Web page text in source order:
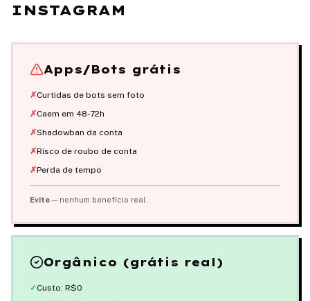
INSTAGRAM
Apps/Bots grátis
✗Curtidas de bots sem foto
✗Caem em 48-72h
✗Shadowban da conta
✗Risco de roubo de conta
✗Perda de tempo
Evite — nenhum benefício real.
Orgânico (grátis real)
✓Custo: R$0